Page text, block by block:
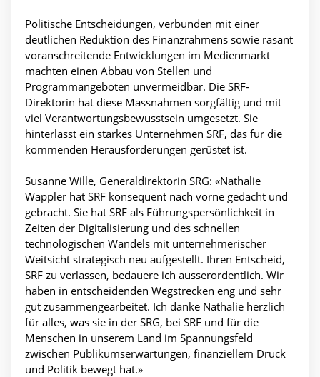
Politische Entscheidungen, verbunden mit einer
deutlichen Reduktion des Finanzrahmens sowie rasant
voranschreitende Entwicklungen im Medienmarkt
machten einen Abbau von Stellen und
Programmangeboten unvermeidbar. Die SRF-
Direktorin hat diese Massnahmen sorgfältig und mit
viel Verantwortungsbewusstsein umgesetzt. Sie
hinterlässt ein starkes Unternehmen SRF, das für die
kommenden Herausforderungen gerüstet ist.
Susanne Wille, Generaldirektorin SRG: «Nathalie
Wappler hat SRF konsequent nach vorne gedacht und
gebracht. Sie hat SRF als Führungspersönlichkeit in
Zeiten der Digitalisierung und des schnellen
technologischen Wandels mit unternehmerischer
Weitsicht strategisch neu aufgestellt. Ihren Entscheid,
SRF zu verlassen, bedauere ich ausserordentlich. Wir
haben in entscheidenden Wegstrecken eng und sehr
gut zusammengearbeitet. Ich danke Nathalie herzlich
für alles, was sie in der SRG, bei SRF und für die
Menschen in unserem Land im Spannungsfeld
zwischen Publikumserwartungen, finanziellem Druck
und Politik bewegt hat.»